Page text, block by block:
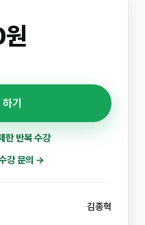
기
한 반복 수강
강 문의 →
김종혁